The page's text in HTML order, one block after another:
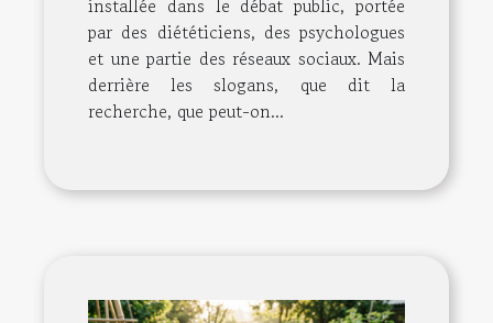
installée dans le débat public, portée
par des diététiciens, des psychologues
et une partie des réseaux sociaux. Mais
derrière les slogans, que dit la
recherche, que peut-on...